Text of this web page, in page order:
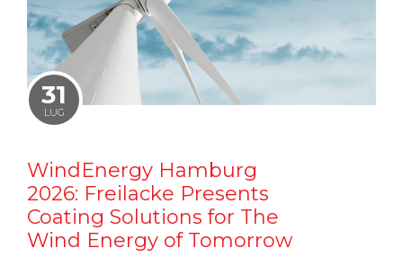
31
LUG
WindEnergy Hamburg
2026: Freilacke Presents
Coating Solutions for The
Wind Energy of Tomorrow